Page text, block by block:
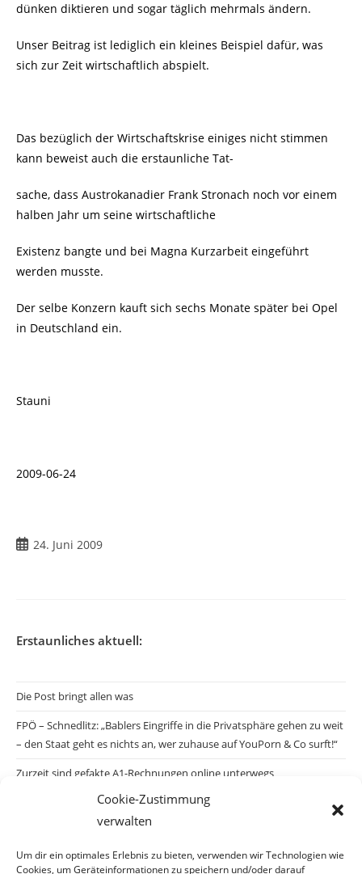
Cookie-Zustimmung
verwalten
Um dir ein optimales Erlebnis zu bieten, verwenden wir Technologien wie
Cookies, um Geräteinformationen zu speichern und/oder darauf
dünken diktieren und sogar täglich mehrmals ändern.
Unser Beitrag ist lediglich ein kleines Beispiel dafür, was
sich zur Zeit wirtschaftlich abspielt.
Das bezüglich der Wirtschaftskrise einiges nicht stimmen
kann beweist auch die erstaunliche Tat-
sache, dass Austrokanadier Frank Stronach noch vor einem
halben Jahr um seine wirtschaftliche
Existenz bangte und bei Magna Kurzarbeit eingeführt
werden musste.
Der selbe Konzern kauft sich sechs Monate später bei Opel
in Deutschland ein.
Stauni
2009-06-24
Beitrag
24. Juni 2009
Erstaunliches aktuell:
Die Post bringt allen was
FPÖ – Schnedlitz: „Bablers Eingriffe in die Privatsphäre gehen zu weit
– den Staat geht es nichts an, wer zuhause auf YouPorn & Co surft!“
Zurzeit sind gefakte A1-Rechnungen online unterwegs
Salzburgs Juden und ihre Sicherheit: „Erst nach einem Anschlag wäre
die Gefahr endlich konkret!“
Biologisches Wunder in Ceuta